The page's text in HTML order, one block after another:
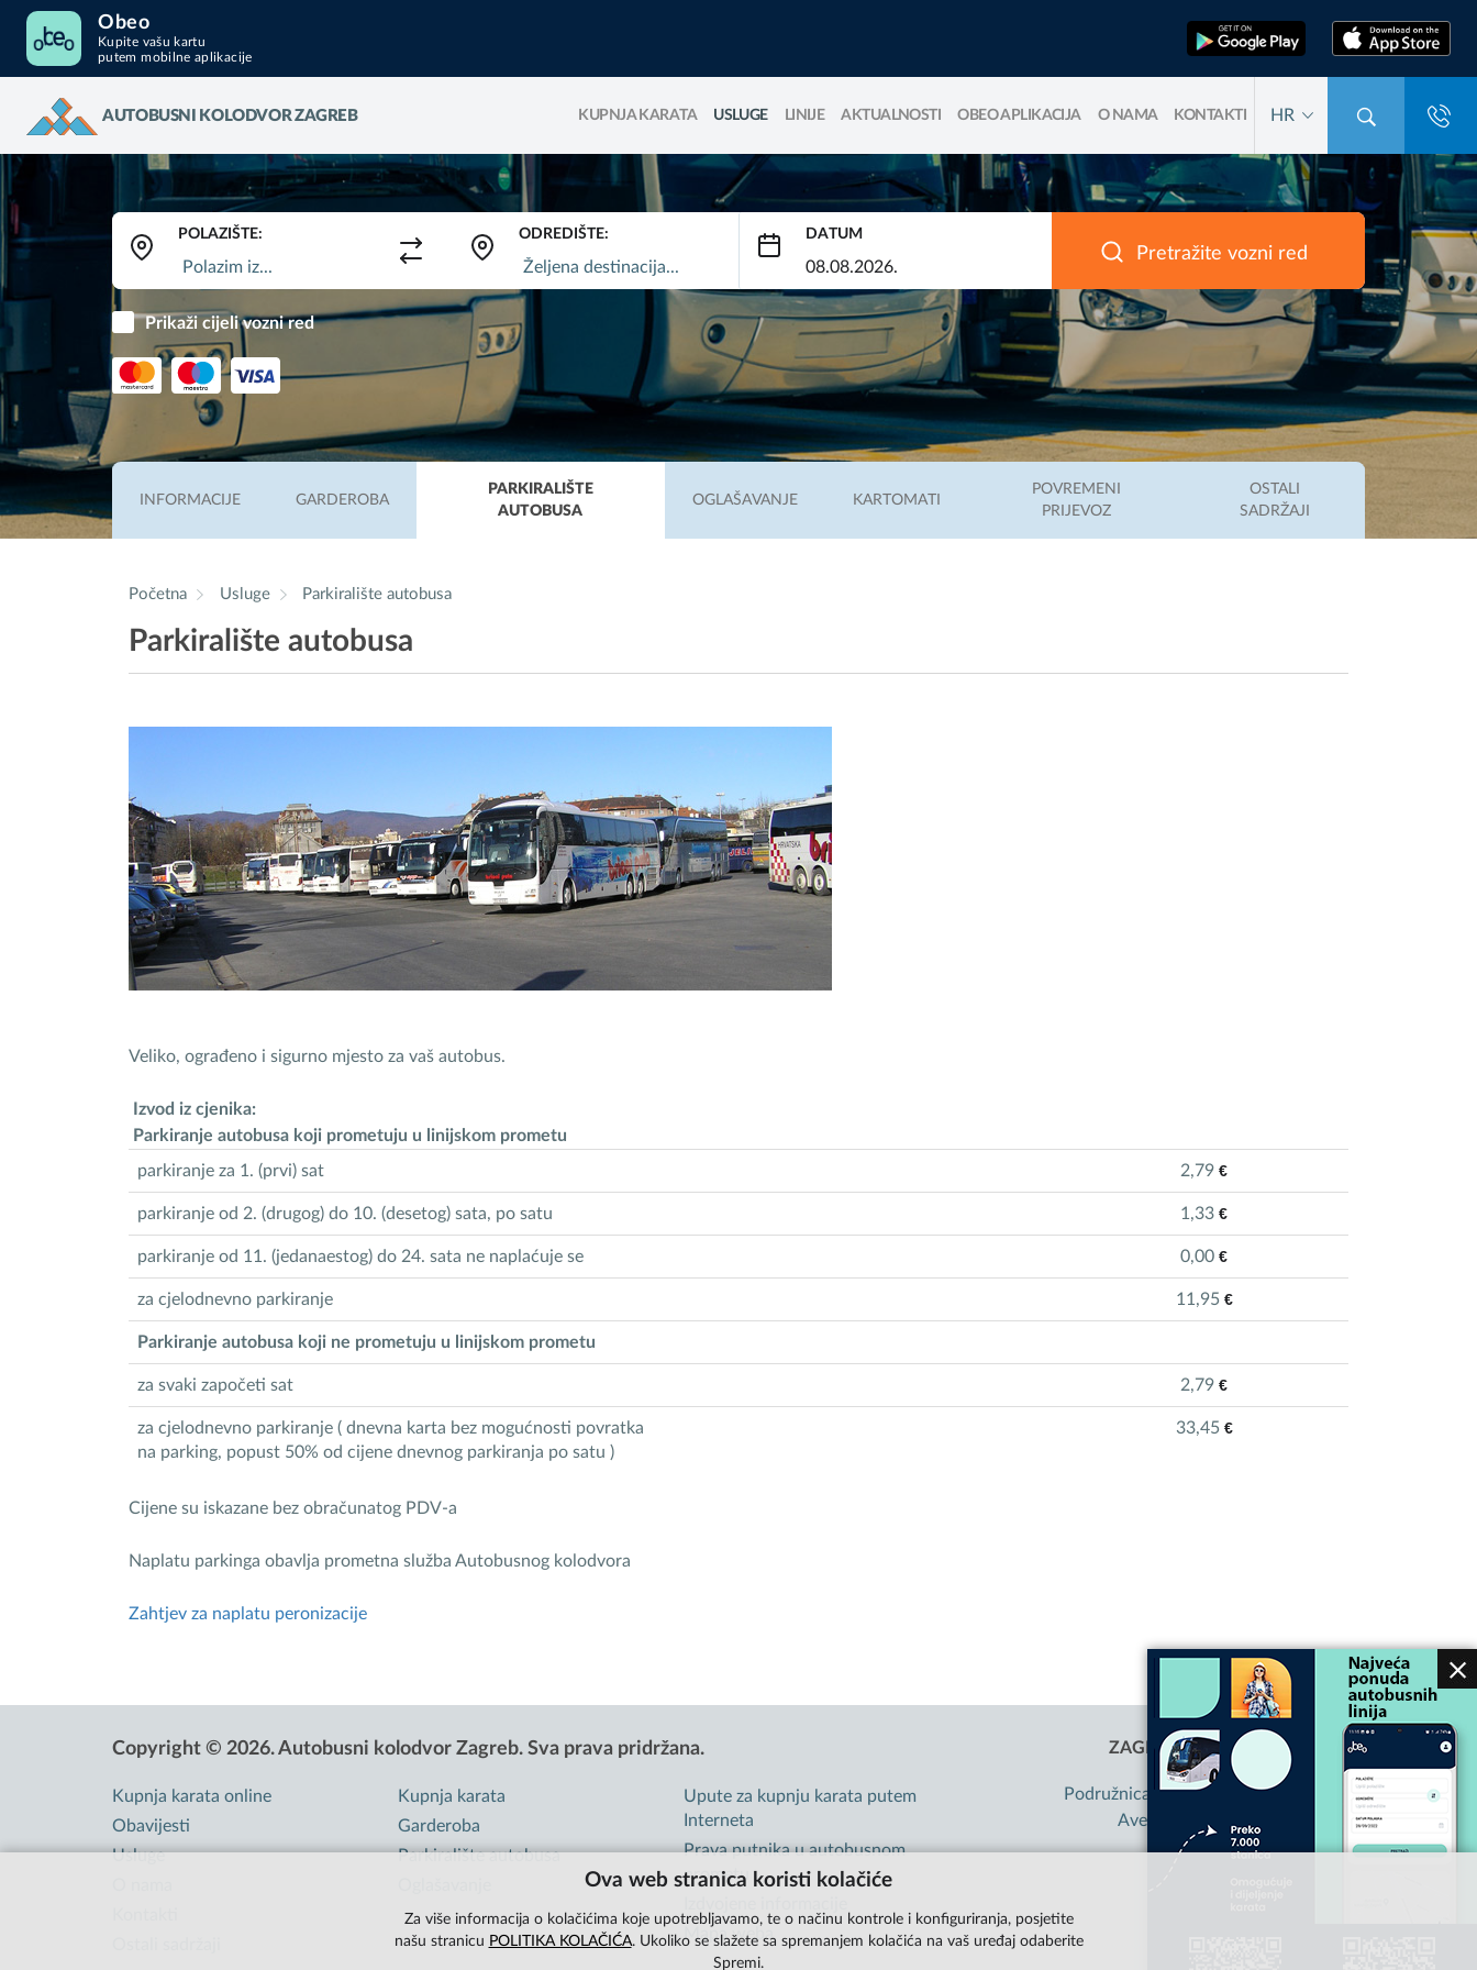
Obeo
Kupite vašu kartu
putem mobilne aplikacije
AUTOBUSNI KOLODVOR ZAGREB KUPNJA KARATA USLUGE LINIJE AKTUALNOSTI OBEO APLIKACIJA O NAMA KONTAKTI HR
POLAZIŠTE: ODREDIŠTE: DATUM
Pretražite vozni red
Prikaži cijeli vozni red
INFORMACIJE GARDEROBA
PARKIRALIŠTE
AUTOBUSA
OGLAŠAVANJE KARTOMATI
POVREMENI
PRIJEVOZ
OSTALI
SADRŽAJI
Početna Usluge Parkiralište autobusa
Parkiralište autobusa
Veliko, ograđeno i sigurno mjesto za vaš autobus.
Izvod iz cjenika:
Parkiranje autobusa koji prometuju u linijskom prometu
parkiranje za 1. (prvi) sat
2,79 €
parkiranje od 2. (drugog) do 10. (desetog) sata, po satu 1,33 €
parkiranje od 11. (jedanaestog) do 24. sata ne naplaćuje se 0,00 €
za cjelodnevno parkiranje 11,95 €
Parkiranje autobusa koji ne prometuju u linijskom prometu
za svaki započeti sat 2,79 €
za cjelodnevno parkiranje ( dnevna karta bez mogućnosti povratka
na parking, popust 50% od cijene dnevnog parkiranja po satu )
33,45 €
Cijene su iskazane bez obračunatog PDV-a
Naplatu parkinga obavlja prometna služba Autobusnog kolodvora
Zahtjev za naplatu peronizacije
Copyright © 2026.Autobusni kolodvor Zagreb. Sva prava pridržana.
Kupnja karata online
Obavijesti
Usluge
Kupnja karata
Garderoba
Parkiralište autobusa
Upute za kupnju karata putem
Interneta
Prava putnika u autobusnom
prometu
Mapa weba
ZAGREBAČKI HOLDING D.O.O.
Podružnica Autobusni kolodvor Zagreb
Avenija Marina Držića 4, Zagreb
OIB: 85584865987
Ova web stranica koristi kolačiće
Za više informacija o kolačićima koje upotrebljavamo, te o načinu kontrole i konfiguriranja, posjetite
našu stranicu POLITIKA KOLAČIĆA. Ukoliko se slažete sa spremanjem kolačića na vaš uređaj odaberite
Spremi.